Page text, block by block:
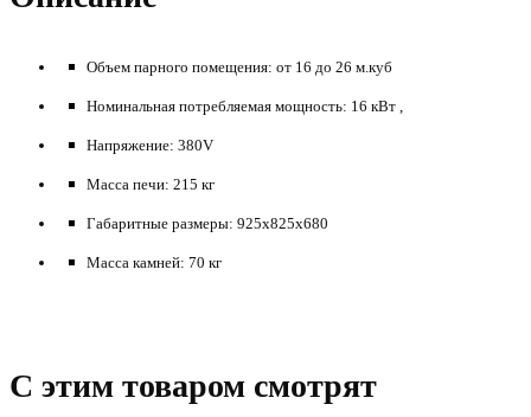
Объем парного помещения: от 16 до 26 м.куб
Номинальная потребляемая мощность: 16 кВт ,
Напряжение: 380V
Масса печи: 215 кг
Габаритные размеры: 925х825х680
Масса камней: 70 кг
C этим товаром смотрят